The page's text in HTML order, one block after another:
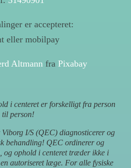
er accepteret:
eller mobilpay
Altmannfra Pixabay
i centeret er forskelligt fra person
til person!
I/S (QEC) diagnosticerer og
behandling! QEC ordinerer og
og ophold i centeret træder ikke i
autoriseret læge. For alle fysiske